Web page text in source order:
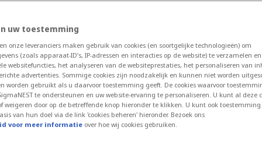
slimmer met
in de metaalindustrie, volgens een
perspectieven verzamelde van 30
hele wereld. De resultaten toonden aan dat
het opschalen van digital en analytics: het
investeren, het opzetten van een
uw toestemming
onze leveranciers maken gebruik van cookies (en soortgelijke technologieën) om
(zoals apparaat-ID’s, IP-adressen en interacties op de website) te verzamelen
websitefuncties, het analyseren van de websiteprestaties, het personaliseren van
advertenties. Sommige cookies zijn noodzakelijk en kunnen niet worden
worden gebruikt als u daarvoor toestemming geeft. De cookies waarvoor
te ondersteunen en uw website-ervaring te personaliseren. U kunt al deze
weigeren door op de betreffende knop hieronder te klikken. U kunt ook toestemming
van hun doel via de link 'cookies beheren' hieronder. Bezoek ons
voor meer informatie over hoe wij cookies gebruiken.